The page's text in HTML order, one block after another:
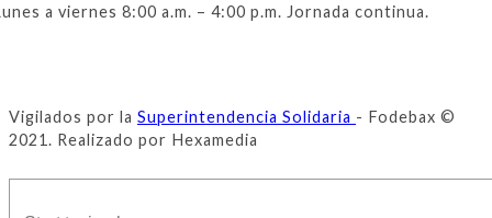
a viernes 8:00 a.m. – 4:00 p.m. Jornada continua.
Vigilados por la Superintendencia Solidaria - Fodebax ©
2021. Realizado por Hexamedia